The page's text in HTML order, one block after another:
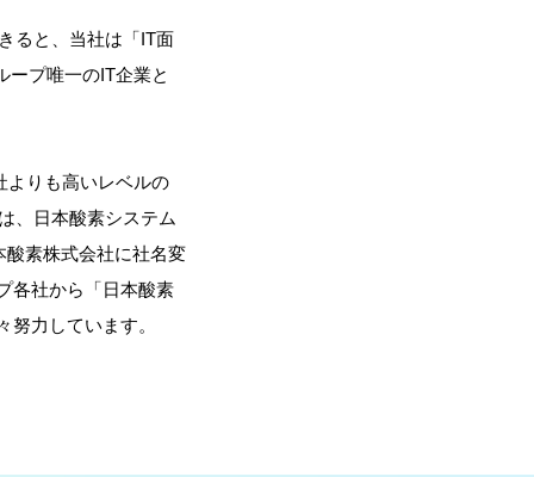
ると、当社は「IT面
ープ唯一のIT企業と
よりも高いレベルの
、日本酸素システム
酸素株式会社に社名変
各社から「日本酸素
力しています。